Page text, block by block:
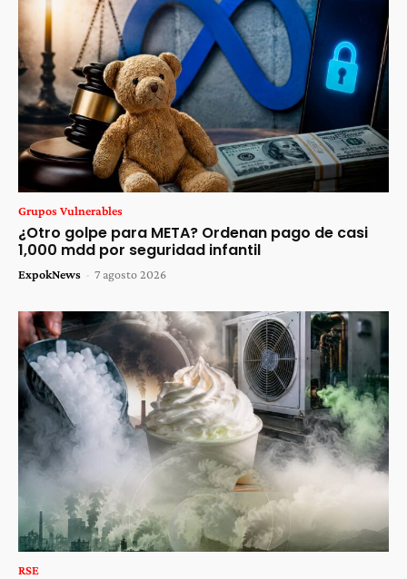
Grupos Vulnerables
¿Otro golpe para META? Ordenan pago de casi
1,000 mdd por seguridad infantil
ExpokNews - 7 agosto 2026
RSE